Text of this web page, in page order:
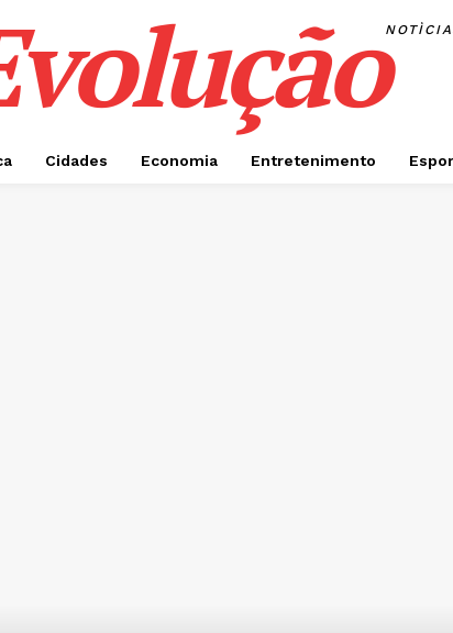
Cidades Economia Entretenimento